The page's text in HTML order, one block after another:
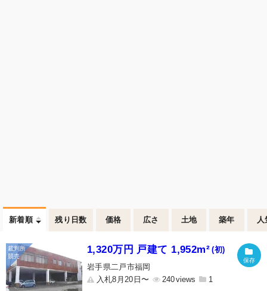
新着順 残り日数 価格 広さ 土地 築年 人
1,320万円 戸建て 1,952m² (初)
岩手県二戸市福岡
入札8月20日〜
240 1